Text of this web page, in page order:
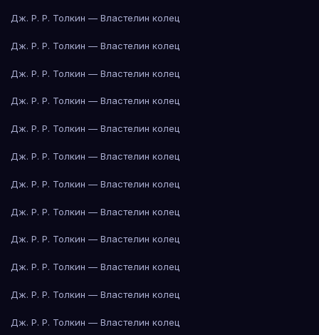
Дж. Р. Р. Толкин — Властелин колец
Дж. Р. Р. Толкин — Властелин колец
Дж. Р. Р. Толкин — Властелин колец
Дж. Р. Р. Толкин — Властелин колец
Дж. Р. Р. Толкин — Властелин колец
Дж. Р. Р. Толкин — Властелин колец
Дж. Р. Р. Толкин — Властелин колец
Дж. Р. Р. Толкин — Властелин колец
Дж. Р. Р. Толкин — Властелин колец
Дж. Р. Р. Толкин — Властелин колец
Дж. Р. Р. Толкин — Властелин колец
Дж. Р. Р. Толкин — Властелин колец